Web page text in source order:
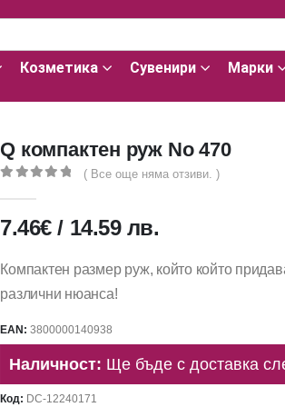
Козметика Сувенири Марки
Q компактен руж No 470
( Все още няма отзиви. )
7.46€ / 14.59 лв.
Компактен размер руж, който който
различни нюанса!
EAN:3800000140938
Наличност: Ще бъде с доставка
Код: DC-12240171